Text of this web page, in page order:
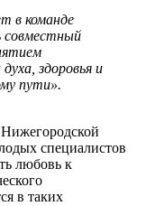
в команде
совместный
здоровья и
пути».
Нижегородской
специалистов
любовь к
в таких